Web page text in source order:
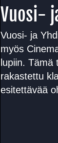
Vuosi-
Vuosi- ja
myös
lupiin.
rakastettu
esitettävää